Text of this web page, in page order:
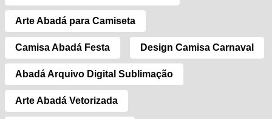
Arte Abadá para Camiseta
Camisa Abadá Festa Design Camisa Carnaval
Abadá Arquivo Digital Sublimação
Arte Abadá Vetorizada